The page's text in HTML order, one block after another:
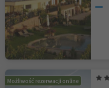
Możliwość rezerwacji online